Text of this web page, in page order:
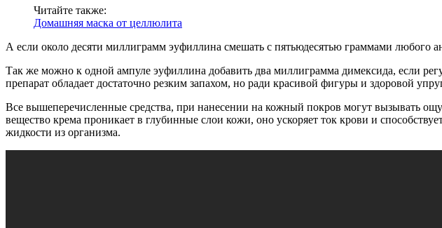
Читайте также:
Домашняя маска от целлюлита
А если около десяти миллиграмм эуфиллина смешать с пятьюдесятью граммами любого
Так же можно к одной ампуле эуфиллина добавить два миллиграмма димексида, если
препарат обладает достаточно резким запахом, но ради красивой фигуры и здоровой
Все вышеперечисленные средства, при нанесении на кожный покров могут вызывать
вещество крема проникает в глубинные слои кожи, оно ускоряет ток крови и
жидкости из организма.